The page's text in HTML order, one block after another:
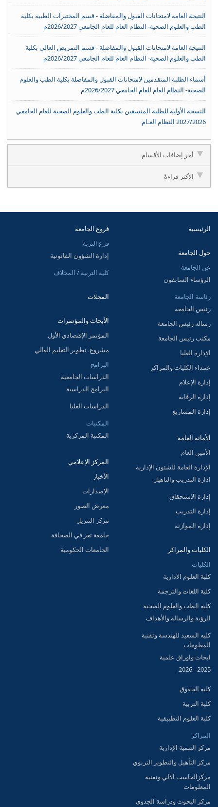
النتيجة العامة لامتحانات القبول والمفاضلة - قسم المختبرات الطبية بكلية
الطب والعلوم الصحية- النظام العام للعام الجامعي 2026/2027م
النتيجة العامة لامتحانات القبول والمفاضلة - قسم التمريض العالي بكلية
الطب والعلوم الصحية- النظام العام للعام الجامعي 2026/2027م
أسماء الطلبة المتقدمين لامتحانات القبول والمفاضلة بكلية الطب والعلوم
الصحية- النظام العام للعام الجامعي 2026/2027م
النسخة الأولية للطلبة المنسقين بكلية الطب والعلوم الصحية للعام الجامعي
2027/2026 النظام العـام
أخر إضافات الأقسام
الأكثر قراءةً
الرئيسية
حول الجامعة
عن الجامعة
الرؤساء السابقون
رئاسة الجامعة
رئيس الجامعة
رساله رئيس الجامعة
مكتب رئيس الجامعة
الإدارة العليا
عمداء الكليات والمراكز
إدارة الإعلام
إدارة الرقابة
إدارة المشاريع
الأمانة العامة
الأمين العام
الإدارة العامة للشئون الإدارية
ادارة التدريب والتاهيل
إدارة الاستحقاق
إدارة التدريب
إدارة الموازنة
الكليات والمراكز
الكليات
كلية العلوم الادارية
كلية اللغات والترجمة
كلية الطب والعلوم الصحية
الرؤية والرسالة والأهداف
كليه السعيد للهندسة وتقنية
المعلومات
ابحاث واوراق علمية
2025 - 2026
كليه الحقوق
كلية التربية
كلية العلوم التطبيقية
المراكز
مركز التنمية الإدارية
مركز التأهيل والتطوير التربوي
مركزالحاسب الآلي وتقنية
المعلومات
مركز البحوث ودراسة الجدوى
فروع الجامعة
فرع التربة
إدارة الشؤون القانونية
كلية التربية / المخلاف
المجلات
الأبحاث والمؤتمرات
المؤتمر الإقتصادي الأول
مشروع. تطوير التعليم العالي
البرامج
الدراسات الجامعية
البرامج الدراسية
الدراسات العليا
المكتبات
المكتبة المركزية
المركز الإعلامي
الأخبار
الإصدارات
معرض الصور
مركز التنزيل
جامعة تعز في الصحافة
الجامعات الحكومية